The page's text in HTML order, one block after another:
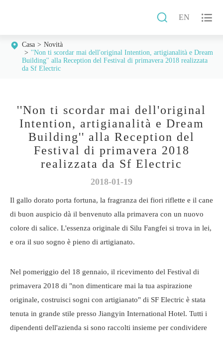
 EN 
Casa
Novità
''Non ti scordar mai dell'original Intention, artigianalità e Dream
Building'' alla Reception del Festival di primavera 2018 realizzata
da Sf Electric
''Non ti scordar mai dell'original
Intention, artigianalità e Dream
Building'' alla Reception del
Festival di primavera 2018
realizzata da Sf Electric
2018-01-19
Il gallo dorato porta fortuna, la fragranza dei fiori riflette e il cane
di buon auspicio dà il benvenuto alla primavera con un nuovo
colore di salice. L'essenza originale di Silu Fangfei si trova in lei,
e ora il suo sogno è pieno di artigianato.
Nel pomeriggio del 18 gennaio, il ricevimento del Festival di
primavera 2018 di "non dimenticare mai la tua aspirazione
originale, costruisci sogni con artigianato" di SF Electric è stata
tenuta in grande stile presso Jiangyin International Hotel. Tutti i
dipendenti dell'azienda si sono raccolti insieme per condividere